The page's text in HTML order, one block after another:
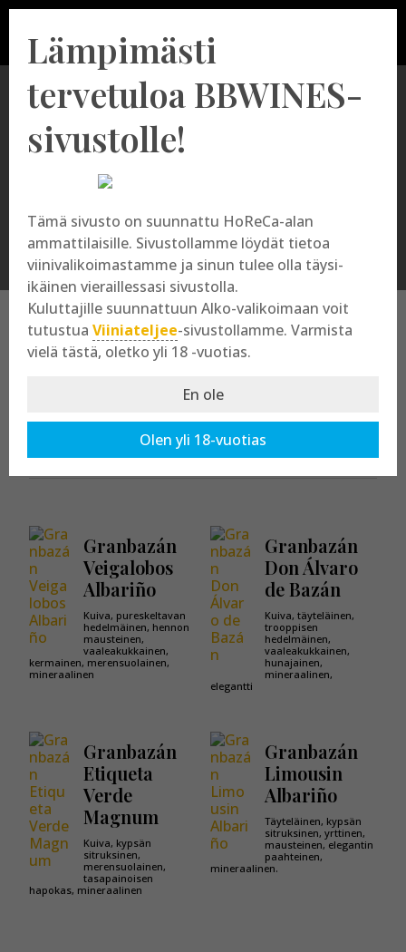
Granbazán
Kaikki tuotteet osastossa:Granbazán
Granbazán
Veigalobos
Albariño
Kuiva, pureskeltavan
hedelmäinen, hennon
mausteinen,
vaaleakukkainen,
kermainen, merensuolainen,
mineraalinen
Granbazán
Don Álvaro
de Bazán
Kuiva, täyteläinen,
trooppisen
hedelmäinen,
vaaleakukkainen,
hunajainen,
mineraalinen,
elegantti
Granbazán
Etiqueta
Verde
Magnum
Kuiva, kypsän
sitruksinen,
merensuolainen,
tasapainoisen
hapokas, mineraalinen
Granbazán
Limousin
Albariño
Täyteläinen, kypsän
sitruksinen, yrttinen,
mausteinen, elegantin
paahteinen,
mineraalinen.
Lämpimästi
tervetuloa BBWINES-
sivustolle!
Tämä sivusto on suunnattu HoReCa-alan
ammattilaisille. Sivustollamme löydät tietoa
viinivalikoimastamme ja sinun tulee olla täysi-
ikäinen vieraillessasi sivustolla.
Kuluttajille suunnattuun Alko-valikoimaan voit
tutustua Viiniateljee-sivustollamme. Varmista
vielä tästä, oletko yli 18 -vuotias.
En ole
Olen yli 18-vuotias